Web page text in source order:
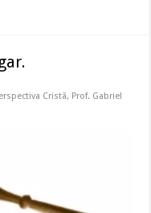
Cristã, Prof. Gabriel